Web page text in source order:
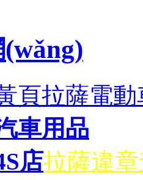
頁拉薩電動
車用品
店拉薩違